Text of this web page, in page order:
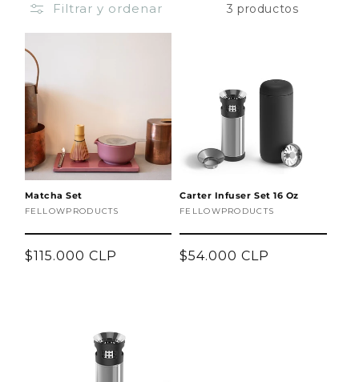
e
c
c
i
ó
n
:
Filtrar y ordenar 3 productos
Matcha Set
Proveedor:
FELLOWPRODUCTS
Precio
$115.000 CLP
Carter Infuser Set 16 Oz
Proveedor:
FELLOWPRODUCTS
Precio
$54.000 CLP